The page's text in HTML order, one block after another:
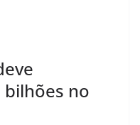
bilhões no